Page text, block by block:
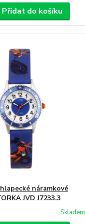
Přidat do košíku
náramkové
JVD J7233.3
Skladem